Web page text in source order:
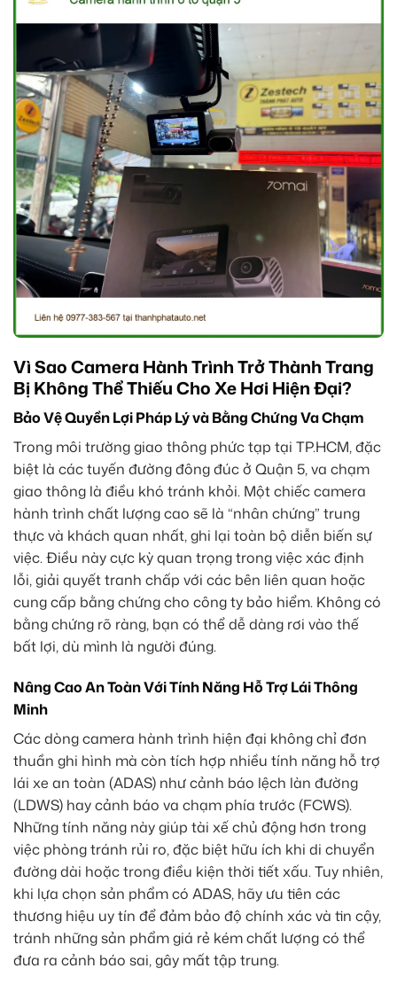
Vì Sao Camera Hành Trình Trở Thành Trang
Bị Không Thể Thiếu Cho Xe Hơi Hiện Đại?
Bảo Vệ Quyền Lợi Pháp Lý và Bằng Chứng Va Chạm
Trong môi trường giao thông phức tạp tại TP.HCM, đặc
biệt là các tuyến đường đông đúc ở Quận 5, va chạm
giao thông là điều khó tránh khỏi. Một chiếc camera
hành trình chất lượng cao sẽ là “nhân chứng” trung
thực và khách quan nhất, ghi lại toàn bộ diễn biến sự
việc. Điều này cực kỳ quan trọng trong việc xác định
lỗi, giải quyết tranh chấp với các bên liên quan hoặc
cung cấp bằng chứng cho công ty bảo hiểm. Không có
bằng chứng rõ ràng, bạn có thể dễ dàng rơi vào thế
bất lợi, dù mình là người đúng.
Nâng Cao An Toàn Với Tính Năng Hỗ Trợ Lái Thông
Minh
Các dòng camera hành trình hiện đại không chỉ đơn
thuần ghi hình mà còn tích hợp nhiều tính năng hỗ trợ
lái xe an toàn (ADAS) như cảnh báo lệch làn đường
(LDWS) hay cảnh báo va chạm phía trước (FCWS).
Những tính năng này giúp tài xế chủ động hơn trong
việc phòng tránh rủi ro, đặc biệt hữu ích khi di chuyển
đường dài hoặc trong điều kiện thời tiết xấu. Tuy nhiên,
khi lựa chọn sản phẩm có ADAS, hãy ưu tiên các
thương hiệu uy tín để đảm bảo độ chính xác và tin cậy,
tránh những sản phẩm giá rẻ kém chất lượng có thể
đưa ra cảnh báo sai, gây mất tập trung.